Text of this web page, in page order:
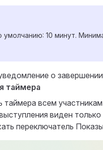
умолчанию: 10 минут.
о
таймера
всем
виден только
переключатель